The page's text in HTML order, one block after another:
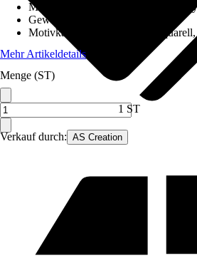
Verkauf durch: AS Creation
Material Leinwand
Baumwolle,
Gewicht
Motivkategorie
Menschen,
Mehr Artikeldetails
Menge (ST)
1 ST